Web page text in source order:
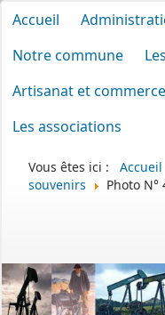
Accueil
Notre commune
Artisanat et commerce
Les associations
Vous êtes ici : Accueil
souvenirs
Photo N°